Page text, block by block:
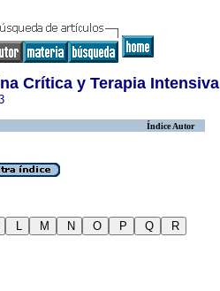
Crítica y Terapia Intensiva
Índice Autor